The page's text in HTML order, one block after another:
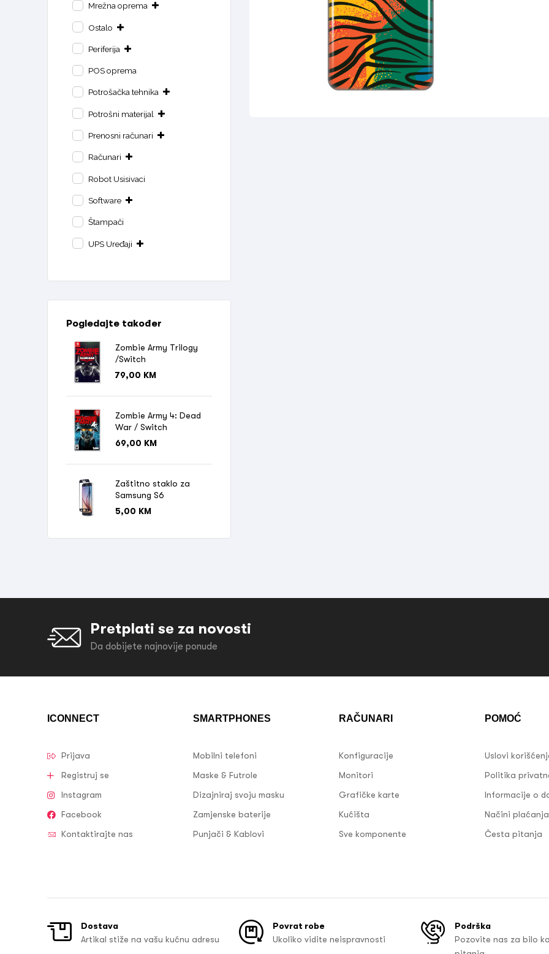
Mrežna oprema
Ostalo
Periferija
POS oprema
Potrošačka tehnika
Potrošni materijal
Prenosni računari
Računari
Robot Usisivaci
Software
Štampači
UPS Uređaji
Pogledajte također
Zombie Army Trilogy
/Switch
79,00 KM
Zombie Army 4: Dead
War / Switch
69,00 KM
Zaštitno staklo za
Samsung S6
5,00 KM
Pretplati se za novosti
Da dobijete najnovije ponude
ICONNECT
Prijava
Registruj se
Instagram
Facebook
Kontaktirajte nas
SMARTPHONES
Mobilni telefoni
Maske & Futrole
Dizajniraj svoju masku
Zamjenske baterije
Punjači & Kablovi
RAČUNARI
Konfiguracije
Monitori
Grafičke karte
Kućišta
Sve komponente
POMOĆ
Uslovi
Politika
Informacije o
Načini plaćanja
Česta pitanja
Dostava
Artikal stiže na vašu kućnu adresu
Povrat robe
Ukoliko vidite neispravnosti
Podrška
Pozovite nas za bilo